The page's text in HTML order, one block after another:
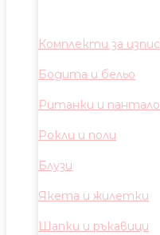
Комплекти за
Бодита и бельо
Ританки и
Рокли и поли
Блузи
Якета и жилетки
Шапки и ръкавици